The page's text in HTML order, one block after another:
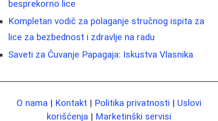
besprekorno lice
Kompletan vodič za polaganje stručnog ispita za
lice za bezbednost i zdravlje na radu
Saveti za Čuvanje Papagaja: Iskustva Vlasnika
O nama | Kontakt | Politika privatnosti | Uslovi
korišćenja | Marketinški servisi